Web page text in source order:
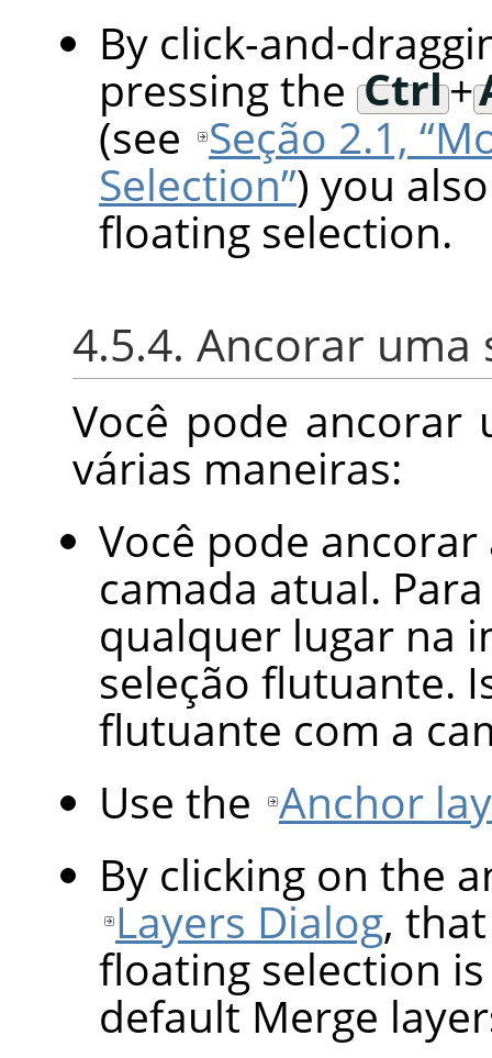
By click-and-
pressing the Ctrl+
(see Seção 2.1,
Selection”) you
floating selection.
4.5.4. Ancorar
Você pode ancorar
várias maneiras:
Você pode
camada atual.
qualquer lugar na
seleção flutuante.
flutuante com a
Use the Anchor
By clicking on the
Layers Dialog,
floating selection
default Merge